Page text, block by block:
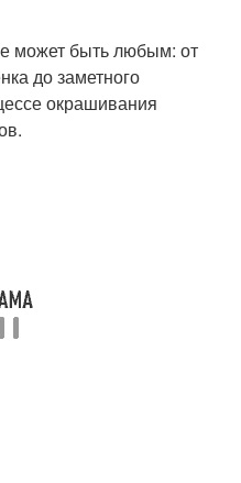
может быть любым: от
до заметного
окрашивания